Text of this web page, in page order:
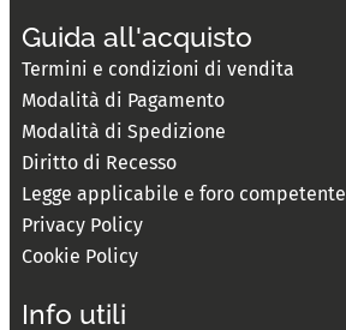
Guida all'acquisto
Termini e condizioni di vendita
Modalità di Pagamento
Modalità di Spedizione
Diritto di Recesso
Legge applicabile e foro competente
Privacy Policy
Cookie Policy
Info utili